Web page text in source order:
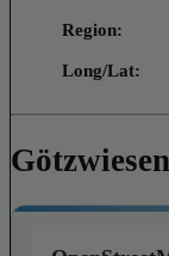
Region:
Long/Lat: